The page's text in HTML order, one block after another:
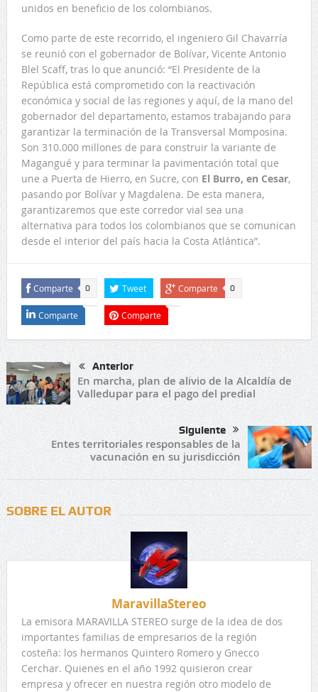
unidos en beneficio de los colombianos.
Como parte de este recorrido, el ingeniero Gil Chavarría
se reunió con el gobernador de Bolívar, Vicente Antonio
Blel Scaff, tras lo que anunció: “El Presidente de la
República está comprometido con la reactivación
económica y social de las regiones y aquí, de la mano del
gobernador del departamento, estamos trabajando para
garantizar la terminación de la Transversal Momposina.
Son 310.000 millones de para construir la variante de
Magangué y para terminar la pavimentación total que
une a Puerta de Hierro, en Sucre, con El Burro, en Cesar,
pasando por Bolívar y Magdalena. De esta manera,
garantizaremos que este corredor vial sea una
alternativa para todos los colombianos que se comunican
desde el interior del país hacia la Costa Atlántica”.
Comparte 0 Tweet Comparte 0
Comparte Comparte
Anterior
En marcha, plan de alivio de la Alcaldía de
Valledupar para el pago del predial
Siguiente
Entes territoriales responsables de la
vacunación en su jurisdicción
SOBRE EL AUTOR
MaravillaStereo
La emisora MARAVILLA STEREO surge de la idea de dos
importantes familias de empresarios de la región
costeña: los hermanos Quintero Romero y Gnecco
Cerchar. Quienes en el año 1992 quisieron crear
empresa y ofrecer en nuestra región otro modelo de